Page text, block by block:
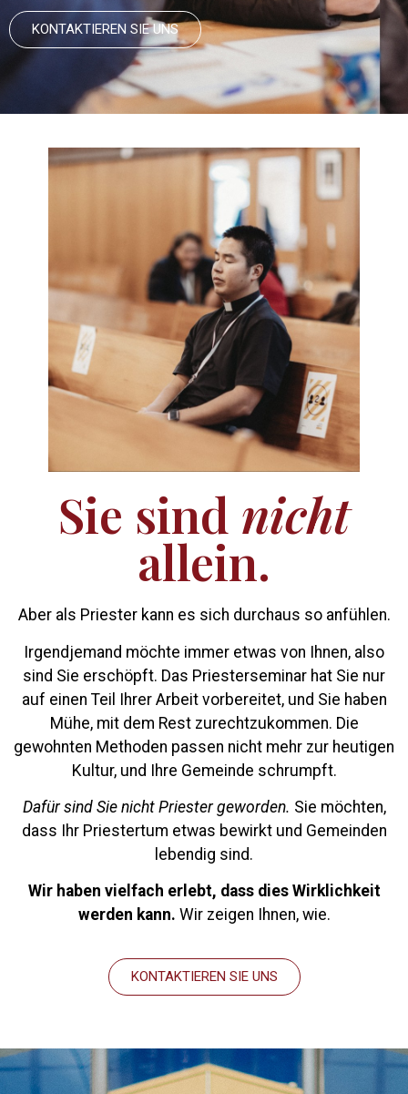
KONTAKTIEREN SIE UNS
Sie sind nicht
allein.
Aber als Priester kann es sich durchaus so anfühlen.
Irgendjemand möchte immer etwas von Ihnen, also
sind Sie erschöpft. Das Priesterseminar hat Sie nur
auf einen Teil Ihrer Arbeit vorbereitet, und Sie haben
Mühe, mit dem Rest zurechtzukommen. Die
gewohnten Methoden passen nicht mehr zur heutigen
Kultur, und Ihre Gemeinde schrumpft.
Dafür sind Sie nicht Priester geworden. Sie möchten,
dass Ihr Priestertum etwas bewirkt und Gemeinden
lebendig sind.
Wir haben vielfach erlebt, dass dies Wirklichkeit
werden kann. Wir zeigen Ihnen, wie.
KONTAKTIEREN SIE UNS